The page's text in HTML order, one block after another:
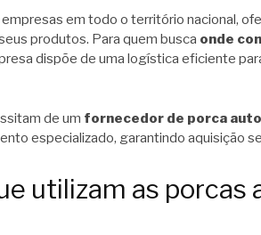
em todo o território nacional,
produtos. Para quem busca onde
dispõe de uma logística eficiente
de um fornecedor de porca
especializado, garantindo aquisição
utilizam as